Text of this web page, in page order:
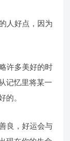
人好点，因为
许多美好的时
记忆里将某一
的。
良，好运会与